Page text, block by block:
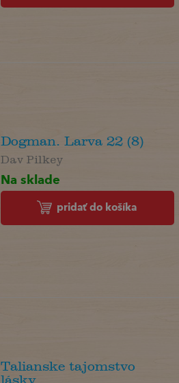
Dogman. Larva 22 (8)
Dav Pilkey
Na sklade
pridať do košíka
Talianske tajomstvo